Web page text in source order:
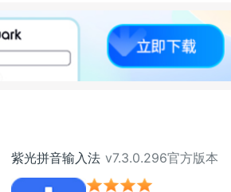
紫光拼音输入法 v7.3.0.296官方版本